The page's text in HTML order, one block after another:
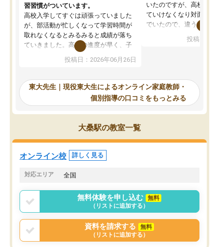
習習慣がついています。
高校入学してすぐは頑張っていました
が、部活動が忙しくなって学習時間が
取れなくなるとみるみると成績が落ち
ていきました。高校の進度が早く、子
供も家に帰って勉強の話すると嫌な反
応を示します。東大先生にお願いして
れるので、親としても安心です。毎日
使える自習室とかもあり、わからない
ところがあれば先生が回答してくれる
のも重宝しています。
投稿日：2026年06月26日
いたのですが、高校に入
ていけなくなり対面の塾
でいたので、違うアプロ
で、当初は模試でD判定
自習室が毎日使えていつ
るのが心強かったよう
謝です。
投稿日：
東大先生｜現役東大生によるオンライン家庭教師・
個別指導の口コミをもっとみる
大桑駅の教室一覧
オンライン校 詳しく見る
対応エリア 全国
無料体験を申し込む
無料
（リストに追加する）
資料を請求する
無料
（リストに追加する）